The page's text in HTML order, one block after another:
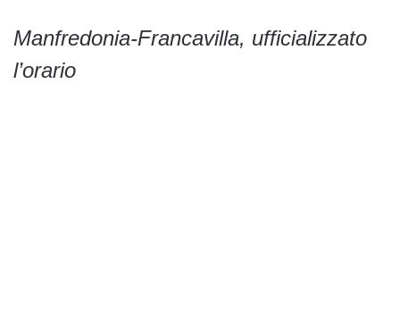
Manfredonia-Francavilla, ufficializzato
l’orario